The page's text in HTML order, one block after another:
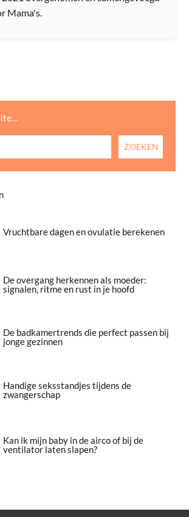
Mama's.
Vruchtbare dagen en ovulatie berekenen
De overgang herkennen als moeder:
signalen, ritme en rust in je hoofd
De badkamertrends die perfect passen bij
jonge gezinnen
Handige seksstandjes tijdens de
zwangerschap
Kan ik mijn baby in de airco of bij de
ventilator laten slapen?